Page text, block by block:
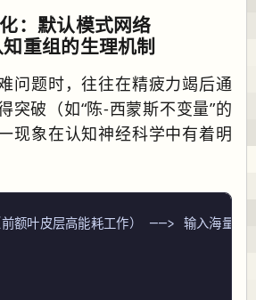
：默认模式网络
知重组的生理机制
问题时，往往在精疲力竭后通
突破（如“陈-西蒙斯不变量”的
现象在认知神经科学中有着明
前额叶皮层高能耗工作） ──> 输入海量非